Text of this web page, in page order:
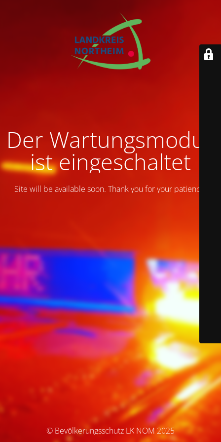
Der Wartungsmodus
ist eingeschaltet
Site will be available soon. Thank you for your patience!
© Bevölkerungsschutz LK NOM 2025